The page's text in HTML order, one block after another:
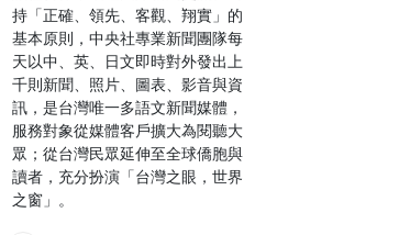
持「正確、領先、客觀、翔實」的
基本原則，中央社專業新聞團隊每
天以中、英、日文即時對外發出上
千則新聞、照片、圖表、影音與資
訊，是台灣唯一多語文新聞媒體，
服務對象從媒體客戶擴大為閱聽大
眾；從台灣民眾延伸至全球僑胞與
讀者，充分扮演「台灣之眼，世界
之窗」。